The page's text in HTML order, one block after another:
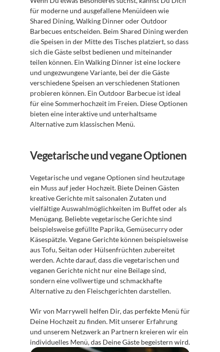
für moderne und ausgefallene Menüideen wie
Shared Dining, Walking Dinner oder Outdoor
Barbecues entscheiden. Beim Shared Dining werden
die Speisen in der Mitte des Tisches platziert, so dass
sich die Gäste selbst bedienen und miteinander
teilen können. Ein Walking Dinner ist eine lockere
und ungezwungene Variante, bei der die Gäste
verschiedene Speisen an verschiedenen Stationen
probieren können. Ein Outdoor Barbecue ist ideal
für eine Sommerhochzeit im Freien. Diese Optionen
bieten eine interaktive und unterhaltsame
Alternative zum klassischen Menü.
Vegetarische und vegane Optionen
Vegetarische und vegane Optionen sind heutzutage
ein Muss auf jeder Hochzeit. Biete Deinen Gästen
kreative Gerichte mit saisonalen Zutaten und
vielfältige Auswahlmöglichkeiten im Buffet oder als
Menügang. Beliebte vegetarische Gerichte sind
beispielsweise gefüllte Paprika, Gemüsecurry oder
Käsespätzle. Vegane Gerichte können beispielsweise
aus Tofu, Seitan oder Hülsenfrüchten zubereitet
werden. Achte darauf, dass die vegetarischen und
veganen Gerichte nicht nur eine Beilage sind,
sondern eine vollwertige und schmackhafte
Alternative zu den Fleischgerichten darstellen.
Wir von Marrywell helfen Dir, das perfekte Menü für
Deine Hochzeit zu finden. Mit unserer Erfahrung
und unserem Netzwerk an Partnern kreieren wir ein
individuelles Menü, das Deine Gäste begeistern wird.